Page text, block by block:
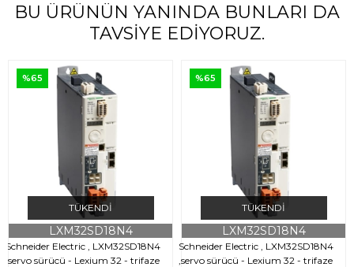
BU ÜRÜNÜN YANINDA BUNLARI DA
TAVSIYE EDIYORUZ.
TÜKENDI
Schneider Electric , LXM32SD18N4
,servo sürücü - Lexium 32 - trifaze
LXM32SD18N4
%65
TÜKENDI
Schneider Electric , LXM32SD18N4
,servo sürücü - Lexium 32 - trifaze
LXM32SD18N4
%65